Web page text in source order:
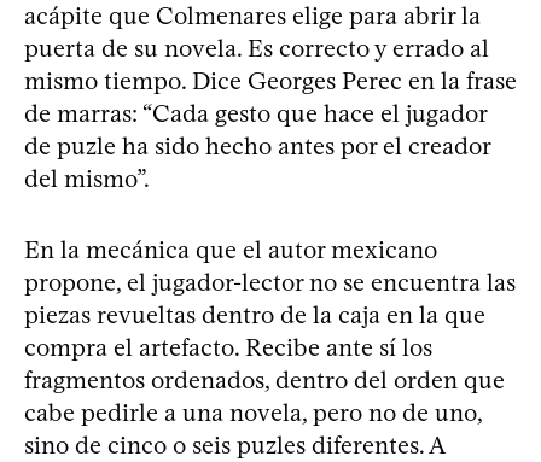
acápite que Colmenares elige para abrir la
puerta de su novela. Es correcto y errado al
mismo tiempo. Dice Georges Perec en la frase
de marras: “Cada gesto que hace el jugador
de puzle ha sido hecho antes por el creador
del mismo”.
En la mecánica que el autor mexicano
propone, el jugador-lector no se encuentra las
piezas revueltas dentro de la caja en la que
compra el artefacto. Recibe ante sí los
fragmentos ordenados, dentro del orden que
cabe pedirle a una novela, pero no de uno,
sino de cinco o seis puzles diferentes. A